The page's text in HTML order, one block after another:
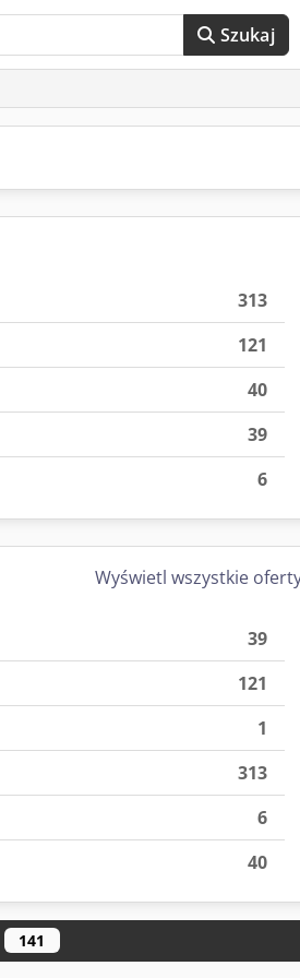
Szukaj
313
121
40
39
6
Wyświetl wszystkie
39
121
1
313
6
40
141